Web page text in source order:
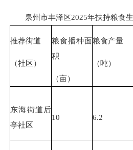
泉州市丰泽区2025年扶持粮食生
推荐街道
（社区）
粮食播种面
积
（亩）
粮食产量
（吨）
东海街道后
亭社区
10 6.2